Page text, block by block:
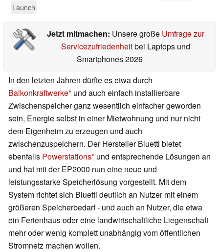
Launch
Jetzt mitmachen: Unsere große Umfrage zur
Servicezufriedenheitbei Laptops und
Smartphones 2026
In den letzten Jahren dürfte es etwa durch
Balkonkraftwerke und auch einfach installierbare
Zwischenspeicher ganz wesentlich einfacher geworden
sein, Energie selbst in einer Mietwohnung und nur nicht
dem Eigenheim zu erzeugen und auch
zwischenzuspeichern. Der Hersteller Bluetti bietet
ebenfalls Powerstations und entsprechende Lösungen an
und hat mit der EP2000 nun eine neue und
leistungsstarke Speicherlösung vorgestellt. Mit dem
System richtet sich Bluetti deutlich an Nutzer mit einem
größeren Speicherbedarf - und auch an Nutzer, die etwa
ein Ferienhaus oder eine landwirtschaftliche Liegenschaft
mehr oder wenig komplett unabhängig vom öffentlichen
Stromnetz machen wollen.